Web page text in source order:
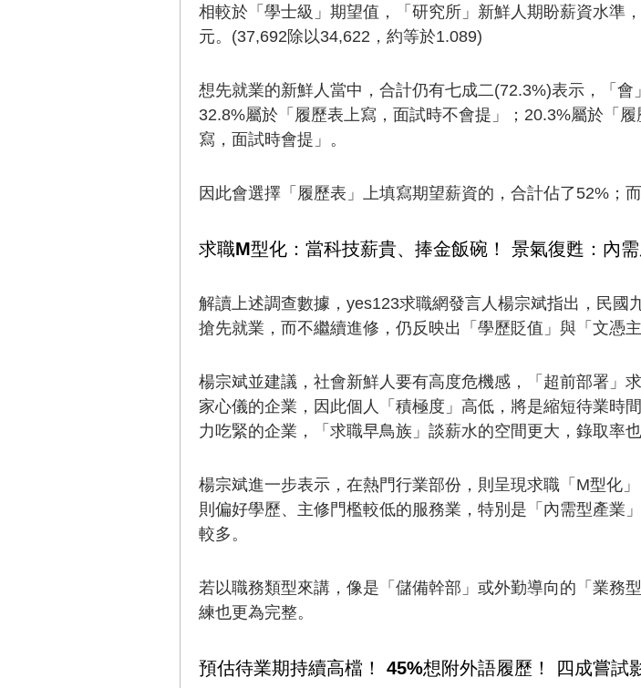
相較於「學士級」期望值，「研究所」新鮮人期盼薪資水準
元。(37,692除以34,622，約等於1.089)
想先就業的新鮮人當中，合計仍有七成二(72.3%)表示，「
32.8%屬於「履歷表上寫，面試時不會提」；20.3%屬於「
寫，面試時會提」。
因此會選擇「履歷表」上填寫期望薪資的，合計佔了52%；
求職M型化：當科技薪貴、捧金飯碗！ 景氣復甦：內需
解讀上述調查數據，yes123求職網發言人楊宗斌指出，民
搶先就業，而不繼續進修，仍反映出「學歷貶值」與「文憑
楊宗斌並建議，社會新鮮人要有高度危機感，「超前部署」
家心儀的企業，因此個人「積極度」高低，將是縮短待業時
力吃緊的企業，「求職早鳥族」談薪水的空間更大，錄取率也
楊宗斌進一步表示，在熱門行業部份，則呈現求職「M型化
則偏好學歷、主修門檻較低的服務業，特別是「內需型產業
較多。
若以職務類型來講，像是「儲備幹部」或外勤導向的「業務
練也更為完整。
預估待業期持續高檔！ 45%想附外語履歷！ 四成嘗試